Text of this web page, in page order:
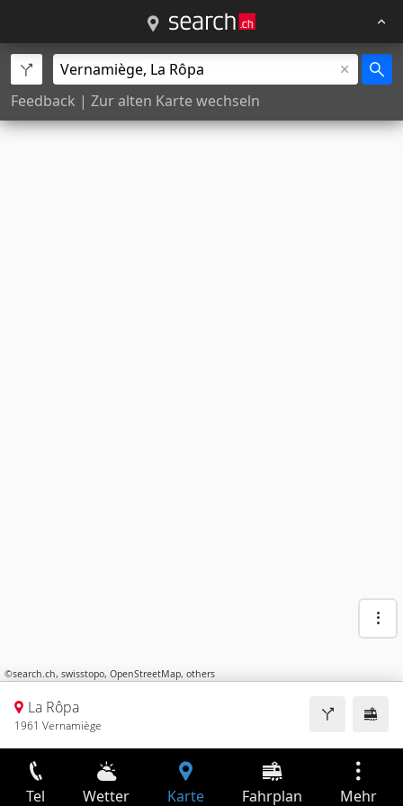
Feedback | Zur alten Karte wechseln
©search.ch, swisstopo, OpenStreetMap, others
La Rôpa
1961 Vernamiège
Tel Wetter Karte Fahrplan Mehr